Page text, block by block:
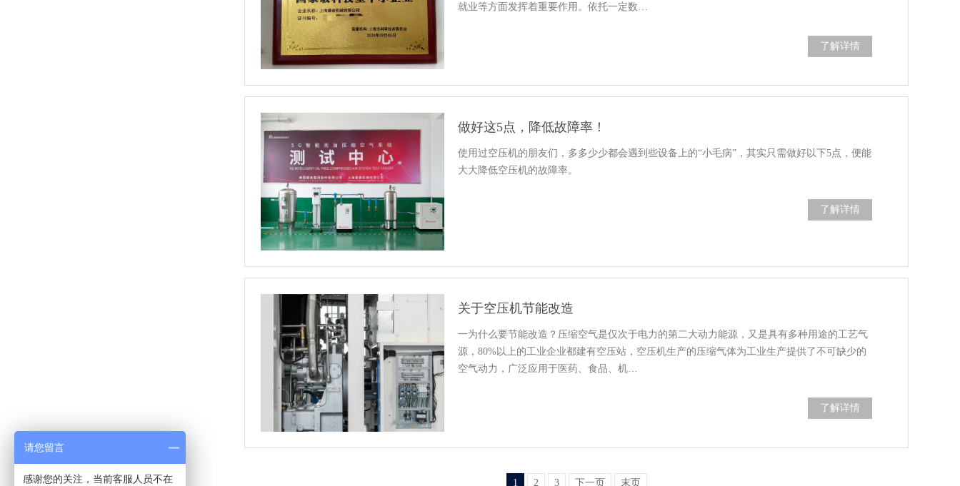
就业等方面发挥着重要作用。依托一定数…
了解详情
做好这5点，降低故障率！
使用过空压机的朋友们，多多少少都会遇到些设备上的“小毛病”，其实只需做好以下5点，便能
大大降低空压机的故障率。
了解详情
关于空压机节能改造
一为什么要节能改造？压缩空气是仅次于电力的第二大动力能源，又是具有多种用途的工艺气
源，80%以上的工业企业都建有空压站，空压机生产的压缩气体为工业生产提供了不可缺少的
空气动力，广泛应用于医药、食品、机…
了解详情
1 2 3 下一页 末页
请您留言
感谢您的关注，当前客服人员不在